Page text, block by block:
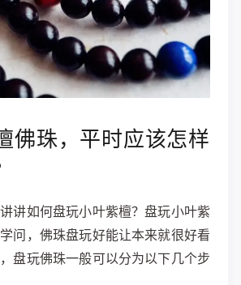
佛珠，平时应该怎样
讲如何盘玩小叶紫檀？盘玩小叶紫
问，佛珠盘玩好能让本来就很好看
盘玩佛珠一般可以分为以下几个步